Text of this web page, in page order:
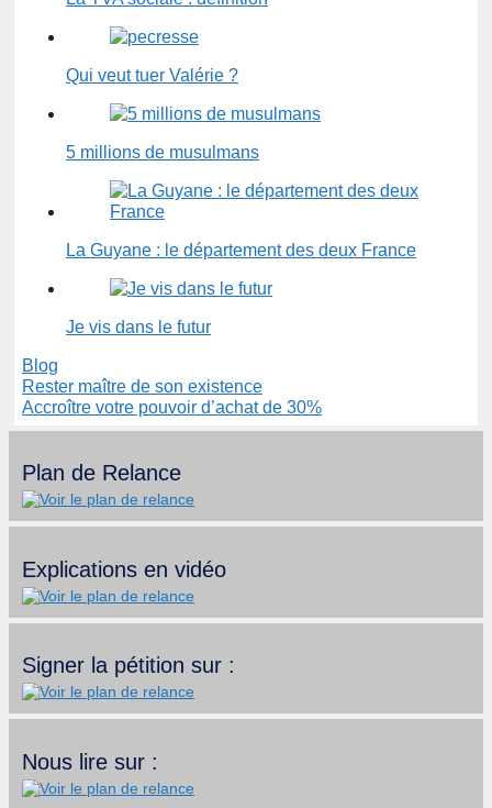
Qui veut tuer Valérie ?
5 millions de musulmans
La Guyane : le département des deux France
Je vis dans le futur
Catégories
Blog
Rester maître de son existence
Accroître votre pouvoir d’achat de 30%
Plan de Relance
Explications en vidéo
Signer la pétition sur :
Nous lire sur :